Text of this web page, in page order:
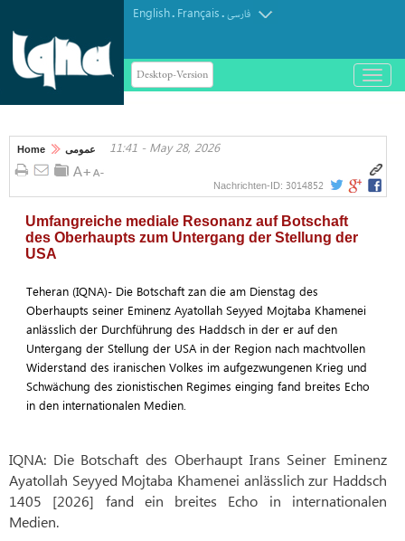
English. Français.فارسی
Desktop-Version
باز
و
کردن
Home عمومی 11:41 - May 28, 2026
Nachrichten-ID: 3014852
Umfangreiche mediale Resonanz auf Botschaft
des Oberhaupts zum Untergang der Stellung der
USA
Teheran (IQNA)- Die Botschaft zan die am Dienstag des
Oberhaupts seiner Eminenz Ayatollah Seyyed Mojtaba Khamenei
anlässlich der Durchführung des Haddsch in der er auf den
Untergang der Stellung der USA in der Region nach machtvollen
Widerstand des iranischen Volkes im aufgezwungenen Krieg und
Schwächung des zionistischen Regimes einging fand breites Echo
in den internationalen Medien.
IQNA: Die Botschaft des Oberhaupt Irans Seiner Eminenz
Ayatollah Seyyed Mojtaba Khamenei anlässlich zur Haddsch
1405 [2026] fand ein breites Echo in internationalen
Medien.